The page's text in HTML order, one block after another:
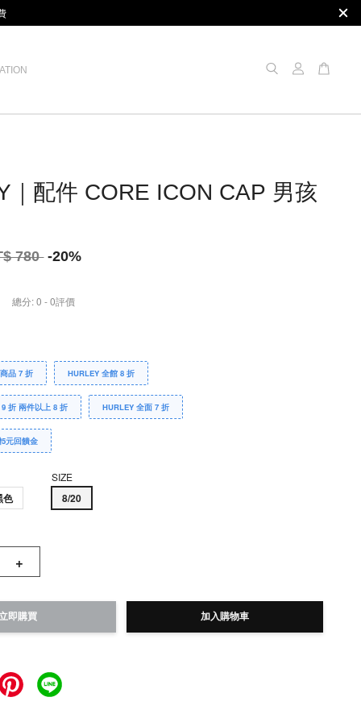
｜配件 CORE ICON CAP 男孩
780 -20%
總分:0 -0評價
品 7 折 HURLEY 全館 8 折
折 兩件以上 8 折 HURLEY 全面 7 折
元回饋金
色
SIZE
8/20
+
即購買 加入購物車